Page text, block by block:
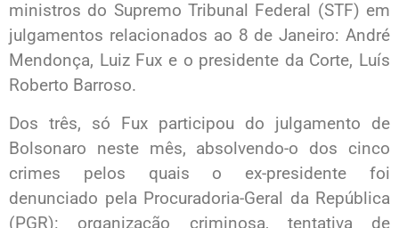
ministros do Supremo Tribunal Federal (STF) em
julgamentos relacionados ao 8 de Janeiro: André
Mendonça, Luiz Fux e o presidente da Corte, Luís
Roberto Barroso.
Dos três, só Fux participou do julgamento de
Bolsonaro neste mês, absolvendo-o dos cinco
crimes pelos quais o ex-presidente foi
denunciado pela Procuradoria-Geral da República
(PGR): organização criminosa, tentativa de